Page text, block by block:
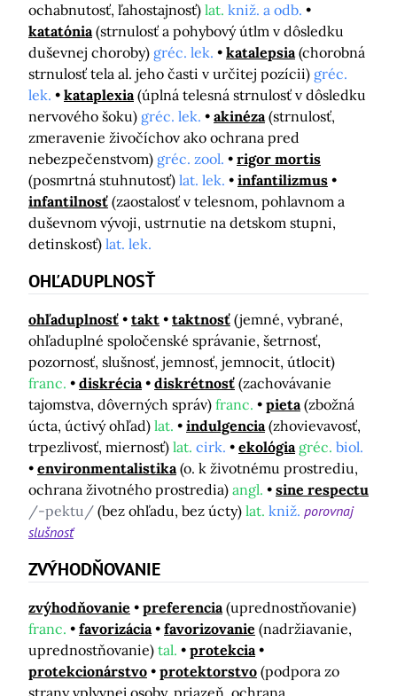
ochabnutosť, ľahostajnosť) lat. kniž. a odb.
katatónia (strnulosť a pohybový útlm v dôsledku
duševnej choroby) gréc. lek. katalepsia (chorobná
strnulosť tela al. jeho časti v určitej pozícii) gréc.
lek.
kataplexia (úplná telesná strnulosť v dôsledku
nervového šoku) gréc. lek. akinéza (strnulosť,
zmeravenie živočíchov ako ochrana pred
nebezpečenstvom) gréc. zool.
rigor mortis
(posmrtná stuhnutosť) lat. lek.
infantilizmus
infantilnosť (zaostalosť v telesnom, pohlavnom a
duševnom vývoji, ustrnutie na detskom stupni,
detinskosť) lat. lek.
OHĽADUPLNOSŤ
ohľaduplnosť takt taktnosť (jemné, vybrané,
ohľaduplné spoločenské správanie, šetrnosť,
pozornosť, slušnosť, jemnosť, jemnocit, útlocit)
franc.
diskrécia diskrétnosť (zachovávanie
tajomstva, dôverných správ) franc. pieta (zbožná
úcta, úctivý ohľad) lat. indulgencia (zhovievavosť,
trpezlivosť, miernosť) lat. cirk. ekológia gréc. biol.
environmentalistika (o. k životnému prostrediu,
ochrana životného prostredia) angl.
sine respectu
/-pektu/ (bez ohľadu, bez úcty) lat. kniž. porovnaj
slušnosť
ZVÝHODŇOVANIE
zvýhodňovanie preferencia (uprednostňovanie)
franc.
favorizácia favorizovanie (nadržiavanie,
uprednostňovanie) tal.
protekcia
protekcionárstvo
protektorstvo (podpora zo